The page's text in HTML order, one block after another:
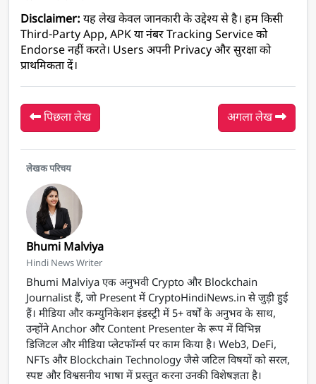
Disclaimer: यह लेख केवल जानकारी के उद्देश्य से है। हम किसी
Third-Party App, APK या नंबर Tracking Service को
Endorse नहीं करते। Users अपनी Privacy और सुरक्षा को
प्राथमिकता दें।
पिछला लेख अगला लेख
लेखक परिचय
Bhumi Malviya
Hindi News Writer
Bhumi Malviya एक अनुभवी Crypto और Blockchain
Journalist हैं, जो Present में CryptoHindiNews.in से जुड़ी हुई
हैं। मीडिया और कम्युनिकेशन इंडस्ट्री में 5+ वर्षों के अनुभव के साथ,
उन्होंने Anchor और Content Presenter के रूप में विभिन्न
डिजिटल और मीडिया प्लेटफॉर्म्स पर काम किया है। Web3, DeFi,
NFTs और Blockchain Technology जैसे जटिल विषयों को सरल,
स्पष्ट और विश्वसनीय भाषा में प्रस्तुत करना उनकी विशेषज्ञता है।